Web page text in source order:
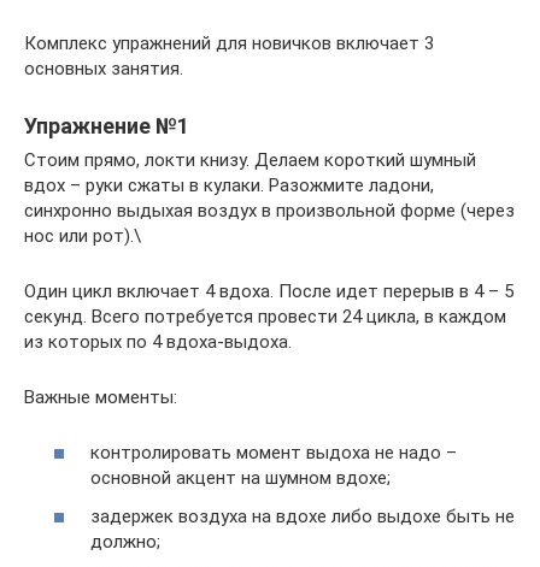
Комплекс упражнений для новичков включает 3
основных занятия.
Упражнение №1
Стоим прямо, локти книзу. Делаем короткий шумный
вдох – руки сжаты в кулаки. Разожмите ладони,
синхронно выдыхая воздух в произвольной форме (через
нос или рот).\
Один цикл включает 4 вдоха. После идет перерыв в 4 – 5
секунд. Всего потребуется провести 24 цикла, в каждом
из которых по 4 вдоха-выдоха.
Важные моменты:
контролировать момент выдоха не надо –
основной акцент на шумном вдохе;
задержек воздуха на вдохе либо выдохе быть не
должно;